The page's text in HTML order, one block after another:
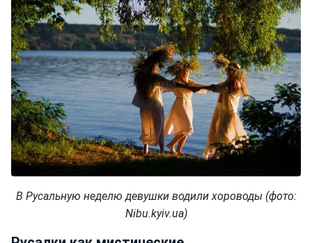
В Русальную неделю девушки водили хороводы (фото:
Nibu.kyiv.ua)